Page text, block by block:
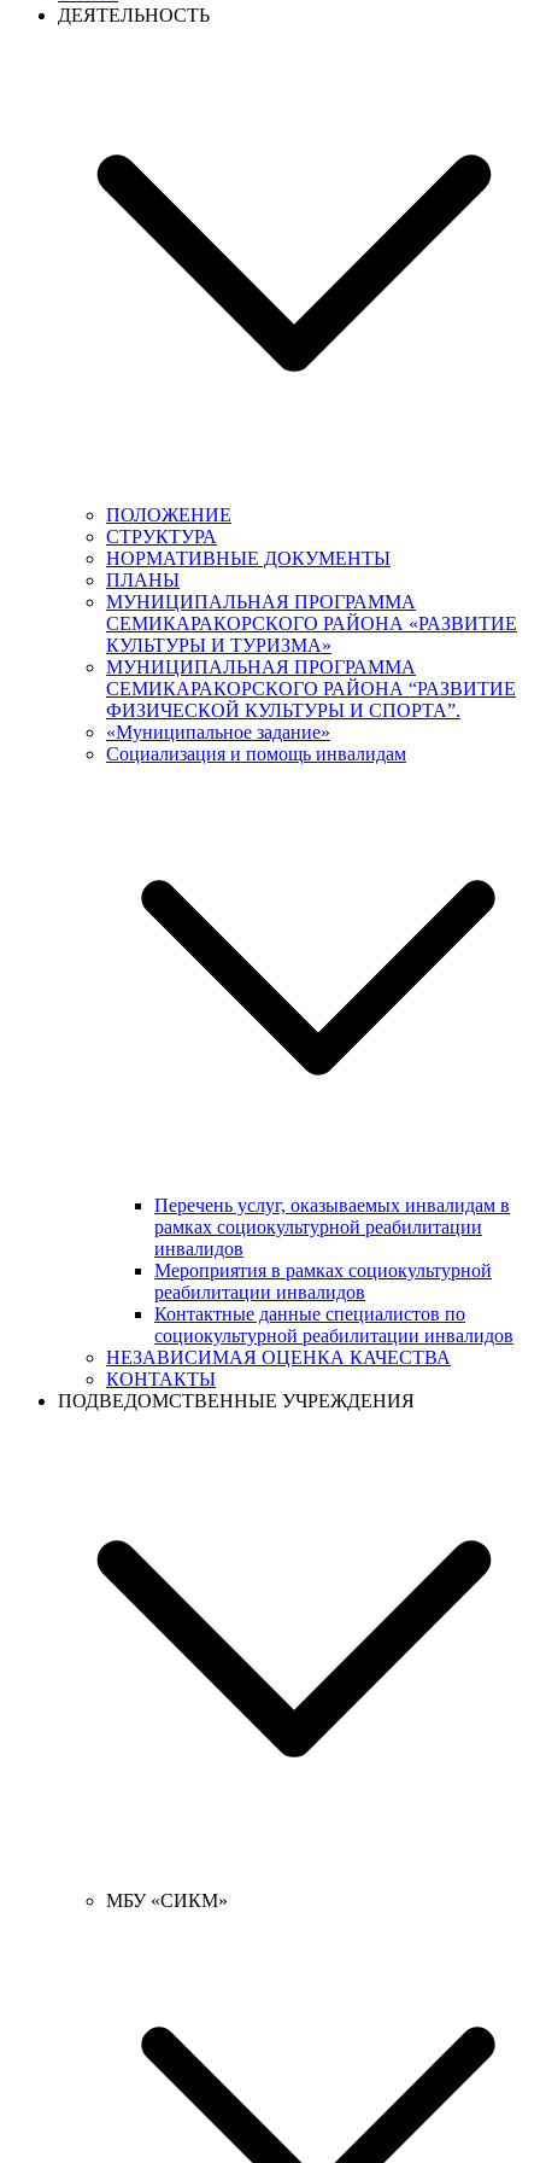
ДЕЯТЕЛЬНОСТЬ
ПОЛОЖЕНИЕ
СТРУКТУРА
НОРМАТИВНЫЕ ДОКУМЕНТЫ
ПЛАНЫ
МУНИЦИПАЛЬНАЯ ПРОГРАММА
СЕМИКАРАКОРСКОГО РАЙОНА «РАЗВИТИЕ
КУЛЬТУРЫ И ТУРИЗМА»
МУНИЦИПАЛЬНАЯ ПРОГРАММА
СЕМИКАРАКОРСКОГО РАЙОНА “РАЗВИТИЕ
ФИЗИЧЕСКОЙ КУЛЬТУРЫ И СПОРТА”.
«Муниципальное задание»
Социализация и помощь инвалидам
Перечень услуг, оказываемых инвалидам в
рамках социокультурной реабилитации
инвалидов
Мероприятия в рамках социокультурной
реабилитации инвалидов
Контактные данные специалистов по
социокультурной реабилитации инвалидов
НЕЗАВИСИМАЯ ОЦЕНКА КАЧЕСТВА
КОНТАКТЫ
ПОДВЕДОМСТВЕННЫЕ УЧРЕЖДЕНИЯ
МБУ «СИКМ»